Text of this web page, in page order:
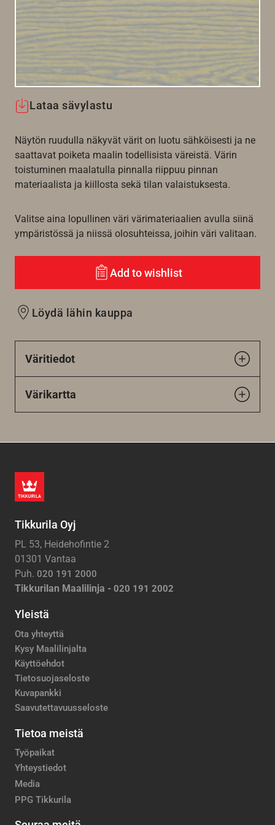
Lataa sävylastu
Näytön ruudulla näkyvät värit on luotu sähköisesti ja ne
saattavat poiketa maalin todellisista väreistä. Värin
toistuminen maalatulla pinnalla riippuu pinnan
materiaalista ja kiillosta sekä tilan valaistuksesta.
Valitse aina lopullinen väri värimateriaalien avulla siinä
ympäristössä ja niissä olosuhteissa, joihin väri valitaan.
Add to wishlist
Löydä lähin kauppa
Väritiedot
Värikartta
Tikkurila Oyj
PL 53, Heidehofintie 2
01301 Vantaa
Puh. 020 191 2000
Tikkurilan Maalilinja - 020 191 2002
Yleistä
Ota yhteyttä
Kysy Maalilinjalta
Käyttöehdot
Tietosuojaseloste
Kuvapankki
Saavutettavuusseloste
Tietoa meistä
Työpaikat
Yhteystiedot
Media
PPG Tikkurila